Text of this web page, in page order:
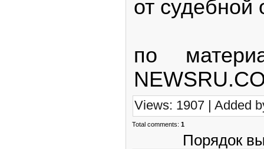
от судебной
по
Views: 1907 | Added
Total comments: 1
Порядок